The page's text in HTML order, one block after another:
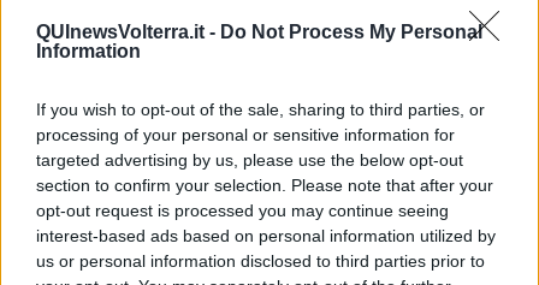
QUInewsVolterra.it - Do Not Process My Personal
Information
If you wish to opt-out of the sale, sharing to third parties, or
processing of your personal or sensitive information for
targeted advertising by us, please use the below opt-out
section to confirm your selection. Please note that after your
opt-out request is processed you may continue seeing
interest-based ads based on personal information utilized by
us or personal information disclosed to third parties prior to
Homo imbecillis
​4 anni di Blog
​Il passato, questo conosciuto!
​Clima ballerino e sbalzi d’umore
La maternità
​L’uomo o l’orso?
Non hanno un amico a teatro​
​Tutta una questione di rispetto
​Cose che ci esauriscono
​Vespa che passione!